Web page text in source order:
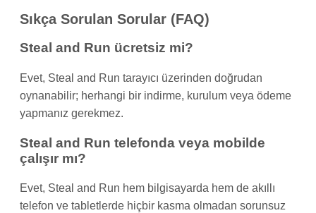
Sıkça Sorulan Sorular (FAQ)
Steal and Run ücretsiz mi?
Evet, Steal and Run tarayıcı üzerinden doğrudan
oynanabilir; herhangi bir indirme, kurulum veya ödeme
yapmanız gerekmez.
Steal and Run telefonda veya mobilde
çalışır mı?
Evet, Steal and Run hem bilgisayarda hem de akıllı
telefon ve tabletlerde hiçbir kasma olmadan sorunsuz